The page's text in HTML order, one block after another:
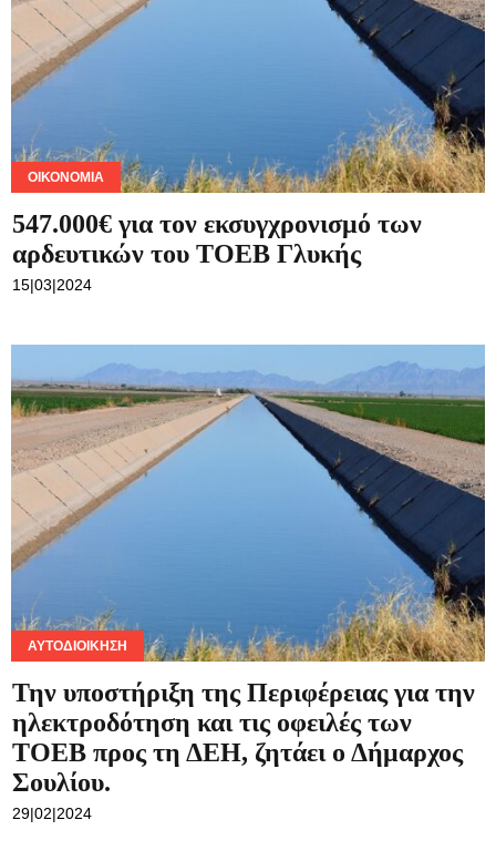
ΟΙΚΟΝΟΜΊΑ
547.000€ για τον εκσυγχρονισμό των
αρδευτικών του ΤΟΕΒ Γλυκής
15|03|2024
ΑΥΤΟΔΙΟΊΚΗΣΗ
Την υποστήριξη της Περιφέρειας για την
ηλεκτροδότηση και τις οφειλές των
ΤΟΕΒ προς τη ΔΕΗ, ζητάει ο Δήμαρχος
Σουλίου.
29|02|2024